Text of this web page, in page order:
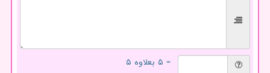
= ۵ بعلاوه ۵